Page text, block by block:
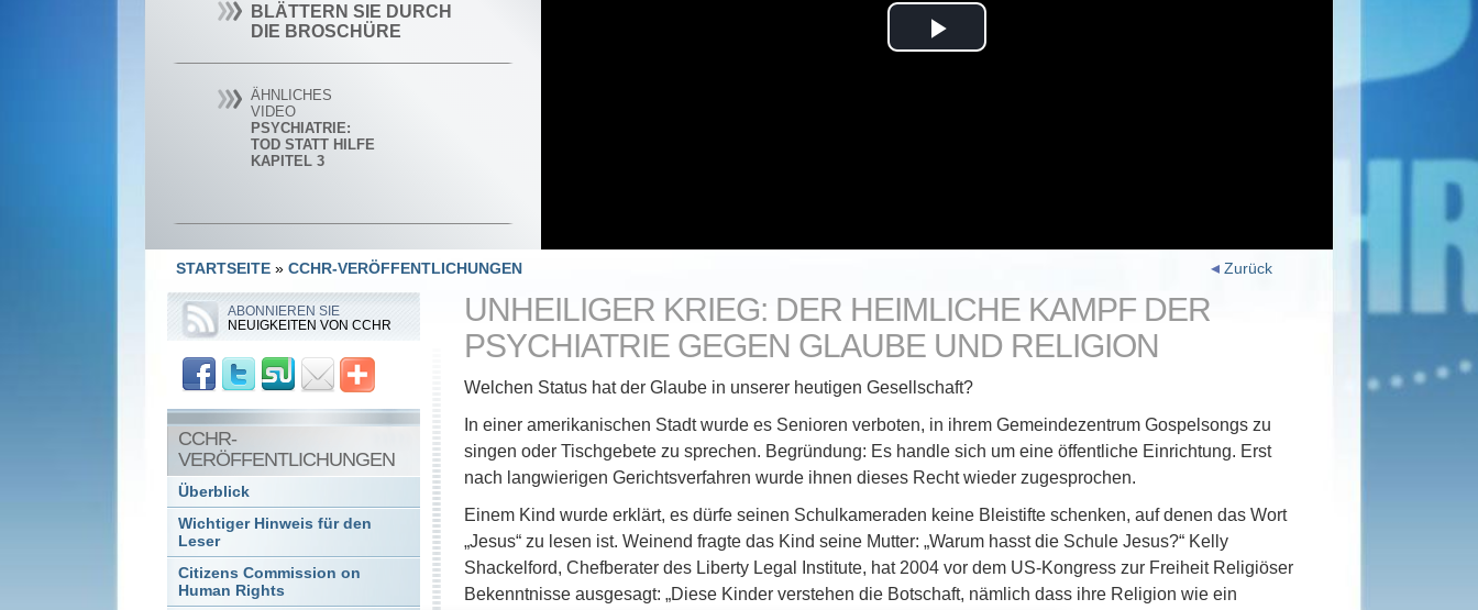
BLÄTTERN SIE DURCH
DIE BROSCHÜRE
ÄHNLICHES
VIDEO
PSYCHIATRIE:
TOD STATT HILFE
KAPITEL 3
Play
STARTSEITE » CCHR-VERÖFFENTLICHUNGEN Zurück
UNHEILIGER KRIEG: DER HEIMLICHE KAMPF DER
PSYCHIATRIE GEGEN GLAUBE UND RELIGION
Welchen Status hat der Glaube in unserer heutigen Gesellschaft?
In einer amerikanischen Stadt wurde es Senioren verboten, in ihrem Gemeindezentrum Gospelsongs zu
singen oder Tischgebete zu sprechen. Begründung: Es handle sich um eine öffentliche Einrichtung. Erst
nach langwierigen Gerichtsverfahren wurde ihnen dieses Recht wieder zugesprochen.
Einem Kind wurde erklärt, es dürfe seinen Schulkameraden keine Bleistifte schenken, auf denen das Wort
„Jesus“ zu lesen ist. Weinend fragte das Kind seine Mutter: „Warum hasst die Schule Jesus?“ Kelly
Shackelford, Chefberater des Liberty Legal Institute, hat 2004 vor dem US-Kongress zur Freiheit Religiöser
Bekenntnisse ausgesagt: „Diese Kinder verstehen die Botschaft, nämlich dass ihre Religion wie ein
ABONNIEREN SIE
NEUIGKEITEN VON CCHR
CCHR-
VERÖFFENTLICHUNGEN
Überblick
Wichtiger Hinweis für den
Leser
Citizens Commission on
Human Rights